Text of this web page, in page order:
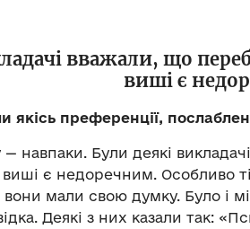
вважали, що
виші є
якісь преференції,
навпаки. Були деякі
виші є недоречним. Особливо
мали свою думку. Було і
Деякі з них казали так: